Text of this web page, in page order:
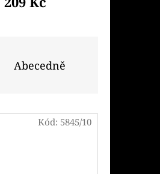
Abecedně
Kód: 5845/10